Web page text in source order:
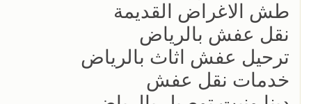
طش الاغراض القديمة
نقل عفش بالرياض
ترحيل عفش اثاث بالرياض
خدمات نقل عفش